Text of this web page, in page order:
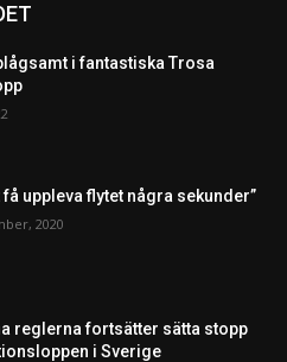
i fantastiska Trosa
få uppleva flytet några sekunder”
2020
reglerna fortsätter sätta stopp
i Sverige